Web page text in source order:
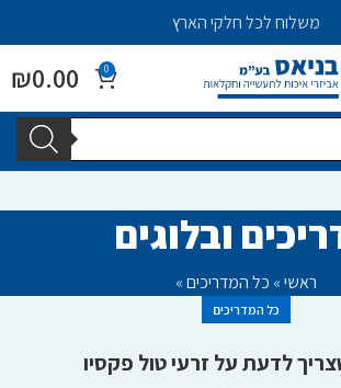
משלוח לכל חלקי הארץ
0
₪0.00
ובלוגים
ראשי» כל המדריכים»
כל המדריכים
לדעת על זרעי טול פקסיו